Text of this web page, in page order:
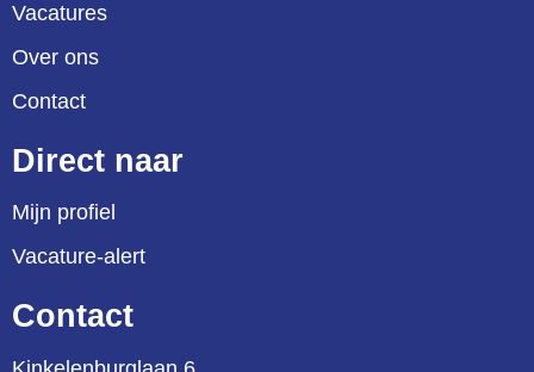
Vacatures
Over ons
Contact
Direct naar
Mijn profiel
Vacature-alert
Contact